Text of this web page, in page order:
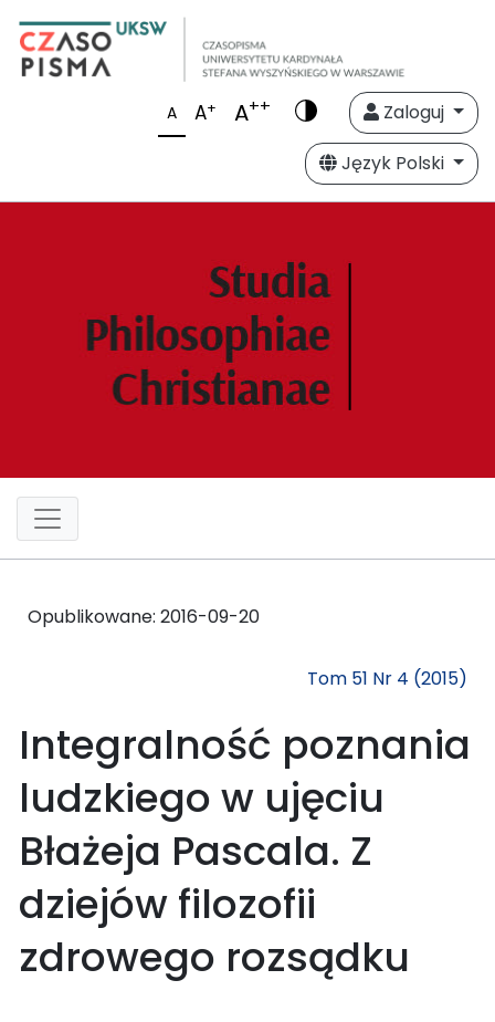
A A+ A++
Zaloguj
Język Polski
Opublikowane: 2016-09-20
Tom 51 Nr 4 (2015)
Integralność poznania
ludzkiego w ujęciu
Błażeja Pascala. Z
dziejów filozofii
zdrowego rozsądku